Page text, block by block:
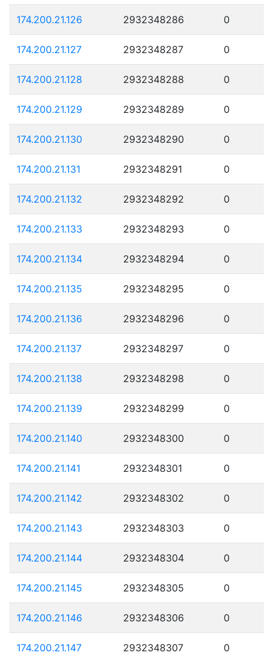
174.200.21.126 2932348286 0
174.200.21.127 2932348287 0
174.200.21.128 2932348288 0
174.200.21.129 2932348289 0
174.200.21.130 2932348290 0
174.200.21.131 2932348291 0
174.200.21.132 2932348292 0
174.200.21.133 2932348293 0
174.200.21.134 2932348294 0
174.200.21.135 2932348295 0
174.200.21.136 2932348296 0
174.200.21.137 2932348297 0
174.200.21.138 2932348298 0
174.200.21.139 2932348299 0
174.200.21.140 2932348300 0
174.200.21.141 2932348301 0
174.200.21.142 2932348302 0
174.200.21.143 2932348303 0
174.200.21.144 2932348304 0
174.200.21.145 2932348305 0
174.200.21.146 2932348306 0
174.200.21.147 2932348307 0